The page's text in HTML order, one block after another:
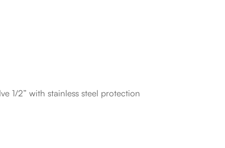
1/2” with stainless steel protection